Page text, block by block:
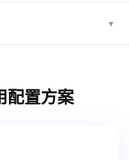
▼
配置方案